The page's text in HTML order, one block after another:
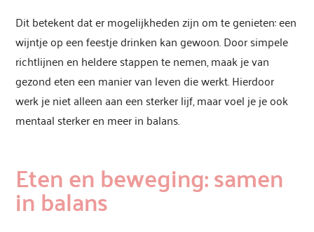
Dit betekent dat er mogelijkheden zijn om te genieten: een
wijntje op een feestje drinken kan gewoon. Door simpele
richtlijnen en heldere stappen te nemen, maak je van
gezond eten een manier van leven die werkt. Hierdoor
werk je niet alleen aan een sterker lijf, maar voel je je ook
mentaal sterker en meer in balans.
Eten en beweging: samen
in balans